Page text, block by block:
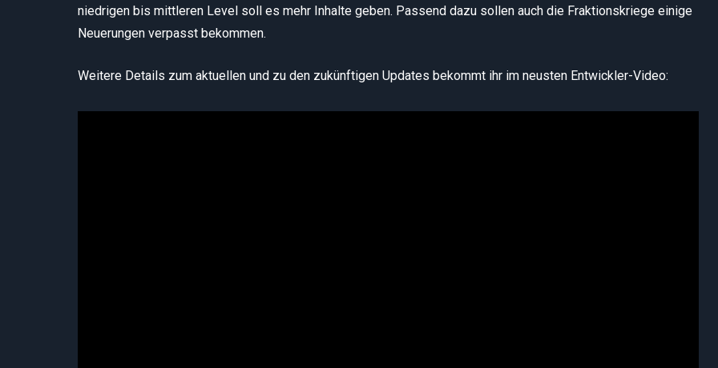
niedrigen bis mittleren Level soll es mehr Inhalte geben. Passend dazu sollen auch die Fraktionskriege einige
Neuerungen verpasst bekommen.
Weitere Details zum aktuellen und zu den zukünftigen Updates bekommt ihr im neusten Entwickler-Video: